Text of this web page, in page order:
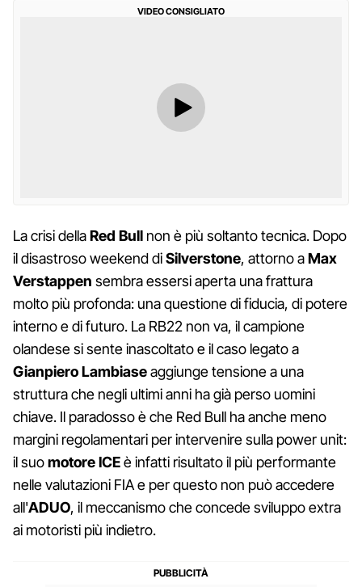
VIDEO CONSIGLIATO
La crisi dellaRed Bull non è più soltanto tecnica. Dopo
il disastroso weekend diSilverstone, attorno aMax
Verstappen sembra essersi aperta una frattura
molto più profonda: una questione di fiducia, di potere
interno e di futuro. La RB22 non va, il campione
olandese si sente inascoltato e il caso legato a
Gianpiero Lambiaseaggiunge tensione a una
struttura che negli ultimi anni ha già perso uomini
chiave. Il paradosso è che Red Bull ha anche meno
margini regolamentari per intervenire sulla power unit:
il suomotore ICEè infatti risultato il più performante
nelle valutazioni FIA e per questo non può accedere
all'ADUO, il meccanismo che concede sviluppo extra
ai motoristi più indietro.